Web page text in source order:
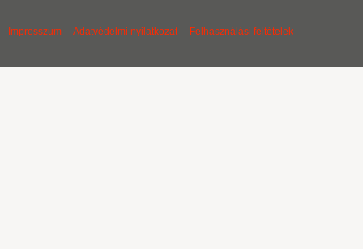
Impresszum Adatvédelmi nyilatkozat Felhasználási feltételek